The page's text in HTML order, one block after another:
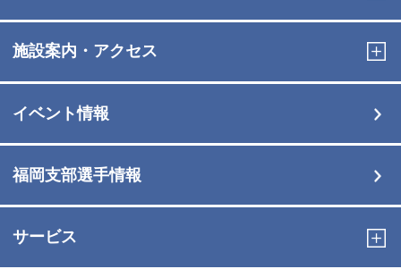
施設案内・アクセス
イベント情報
福岡支部選手情報
サービス